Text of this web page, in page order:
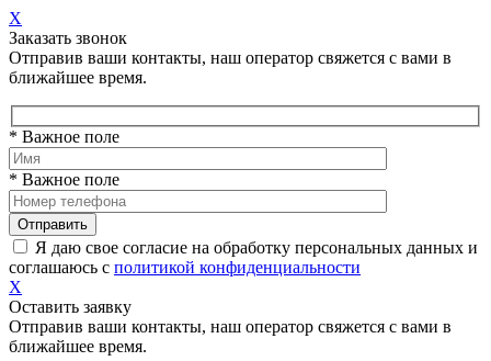
X
Заказать звонок
Отправив ваши контакты, наш оператор свяжется с вами в
ближайшее время.
* Важное поле
* Важное поле
Я даю свое согласие на обработку персональных данных и
соглашаюсь с политикой конфиденциальности
X
Оставить заявку
Отправив ваши контакты, наш оператор свяжется с вами в
ближайшее время.